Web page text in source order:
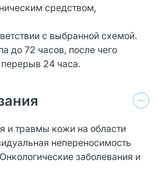
средством,
с выбранной схемой.
до 72 часов, после чего
24 часа.
и травмы кожи на области
непереносимость
заболевания и